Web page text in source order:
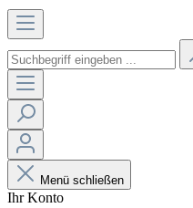
Menü schließen
Ihr Konto